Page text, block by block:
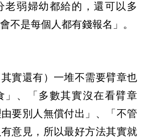
老弱婦幼都給的，還可以多
不是每個人都有錢報名」。
實還有）一堆不需要臂章也
」、「多數其實沒在看臂章
要別人無償付出」、「不管
意見，所以最好方法其實就